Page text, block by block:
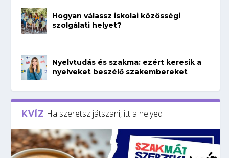
Hogyan válassz iskolai közösségi
szolgálati helyet?
Nyelvtudás és szakma: ezért keresik a
nyelveket beszélő szakembereket
KVÍZ Ha szeretsz játszani, itt a helyed